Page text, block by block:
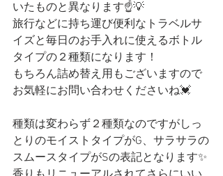
いたものと異なります☝️💡
旅行などに持ち運び便利なトラベルサ
イズと毎日のお手入れに使えるボトル
タイプの２種類になります！
もちろん詰め替え用もございますので
お気軽にお問い合わせくださいね💓
種類は変わらず２種類なのですがしっ
とりのモイストタイプがG、サラサラの
スムースタイプがSの表記となります✨